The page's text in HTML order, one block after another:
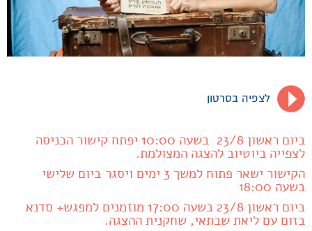
לצפיה בסרטון
ביום ראשון 23/8 בשעה 10:00 יפתח קישור הכניסה
לצפייה ביוטיוב להצגה המצולמת.
הקישור ישאר פתוח למשך 3 ימים ויסגר ביום שלישי
בשעה 18:00
ביום ראשון 23/8 בשעה 17:00 מוזמנים למפגש+ סדנא
בזום עם ליאת שבתאי, שחקנית ההצגה.